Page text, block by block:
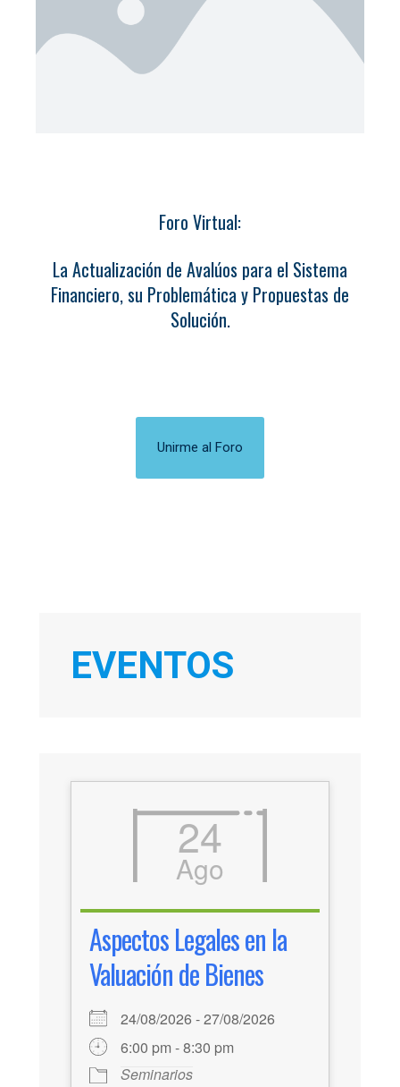
Foro Virtual:
La Actualización de Avalúos para el Sistema
Financiero, su Problemática y Propuestas de
Solución.
Unirme al Foro
EVENTOS
24
Ago
Aspectos Legales en la
Valuación de Bienes
24/08/2026 - 27/08/2026
6:00 pm - 8:30 pm
Seminarios